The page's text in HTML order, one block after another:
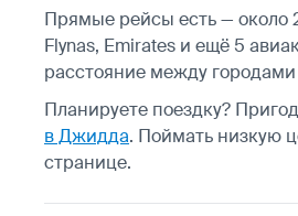
Прямые рейсы есть — около
Flynas, Emirates и ещё 5
расстояние между
Планируете поездку?
в Джидда. Поймать низкую
странице.